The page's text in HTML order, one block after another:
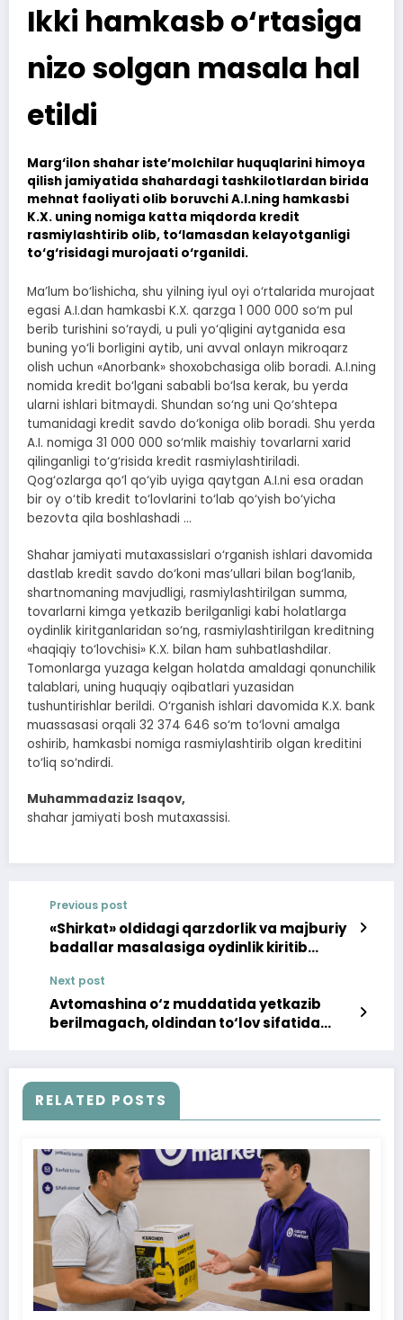
Ikki hamkasb o‘rtasiga
nizo solgan masala hal
etildi
Marg‘ilon shahar iste’molchilar huquqlarini himoya
qilish jamiyatida shahardagi tashkilotlardan birida
mehnat faoliyati olib boruvchi A.I.ning hamkasbi
K.X. uning nomiga katta miqdorda kredit
rasmiylashtirib olib, to‘lamasdan kelayotganligi
to‘g‘risidagi murojaati o‘rganildi.
Ma’lum bo‘lishicha, shu yilning iyul oyi o‘rtalarida murojaat
egasi A.I.dan hamkasbi K.X. qarzga 1 000 000 so‘m pul
berib turishini so‘raydi, u puli yo‘qligini aytganida esa
buning yo‘li borligini aytib, uni avval onlayn mikroqarz
olish uchun «Anorbank» shoxobchasiga olib boradi. A.I.ning
nomida kredit bo‘lgani sababli bo‘lsa kerak, bu yerda
ularni ishlari bitmaydi. Shundan so‘ng uni Qo‘shtepa
tumanidagi kredit savdo do‘koniga olib boradi. Shu yerda
A.I. nomiga 31 000 000 so‘mlik maishiy tovarlarni xarid
qilinganligi to‘g‘risida kredit rasmiylashtiriladi.
Qog‘ozlarga qo‘l qo‘yib uyiga qaytgan A.I.ni esa oradan
bir oy o‘tib kredit to‘lovlarini to‘lab qo‘yish bo‘yicha
bezovta qila boshlashadi …
Shahar jamiyati mutaxassislari o‘rganish ishlari davomida
dastlab kredit savdo do‘koni mas’ullari bilan bog‘lanib,
shartnomaning mavjudligi, rasmiylashtirilgan summa,
tovarlarni kimga yetkazib berilganligi kabi holatlarga
oydinlik kiritganlaridan so‘ng, rasmiylashtirilgan kreditning
«haqiqiy to‘lovchisi» K.X. bilan ham suhbatlashdilar.
Tomonlarga yuzaga kelgan holatda amaldagi qonunchilik
talablari, uning huquqiy oqibatlari yuzasidan
tushuntirishlar berildi. O‘rganish ishlari davomida K.X. bank
muassasasi orqali 32 374 646 so‘m to‘lovni amalga
oshirib, hamkasbi nomiga rasmiylashtirib olgan kreditini
to‘liq so‘ndirdi.
Muhammadaziz Isaqov,
shahar jamiyati bosh mutaxassisi.
Previous post
«Shirkat» oldidagi qarzdorlik va majburiy
badallar masalasiga oydinlik kiritib
Next post
Avtomashina o‘z muddatida yetkazib
berilmagach, oldindan to‘lov sifatida
RELATED POSTS